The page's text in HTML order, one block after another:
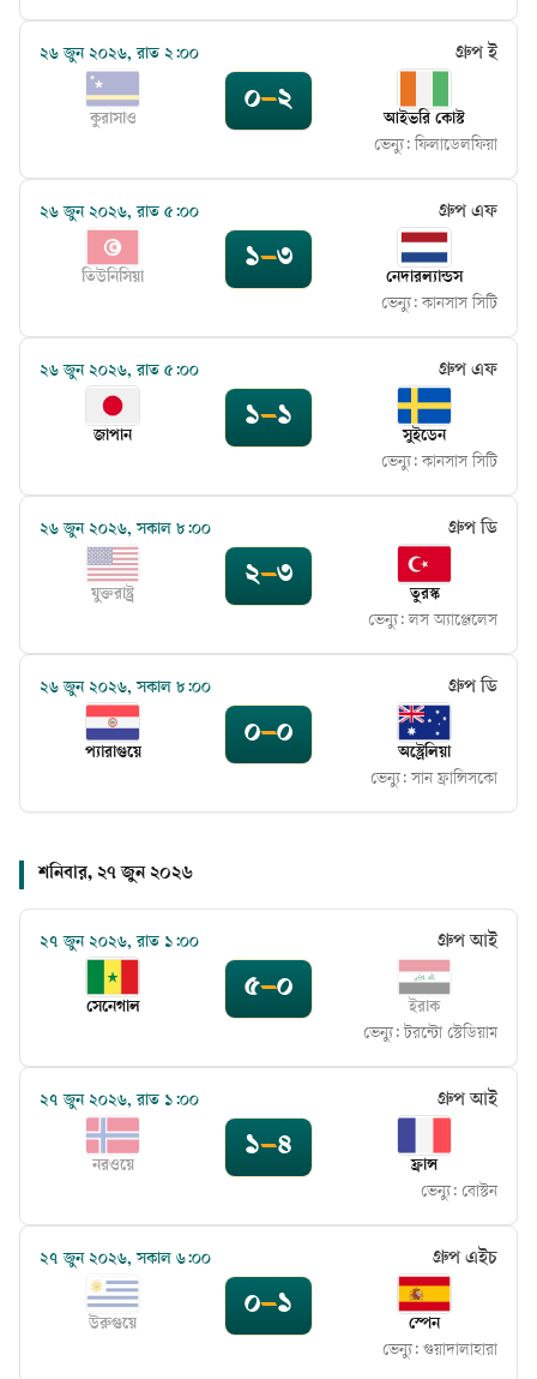
২৬ জুন ২০২৬, রাত ২:০০ গ্রুপ ই
কুরাসাও
০–২
আইভরি কোস্ট
ভেন্যু:ফিলাডেলফিয়া
২৬ জুন ২০২৬, রাত ৫:০০ গ্রুপ এফ
তিউনিসিয়া
১–৩
নেদারল্যান্ডস
ভেন্যু:কানসাস সিটি
২৬ জুন ২০২৬, রাত ৫:০০ গ্রুপ এফ
জাপান
১–১
সুইডেন
ভেন্যু:কানসাস সিটি
২৬ জুন ২০২৬, সকাল ৮:০০ গ্রুপ ডি
যুক্তরাষ্ট্র
২–৩
তুরস্ক
ভেন্যু:লস অ্যাঞ্জেলেস
২৬ জুন ২০২৬, সকাল ৮:০০ গ্রুপ ডি
প্যারাগুয়ে
০–০
অস্ট্রেলিয়া
ভেন্যু: সান ফ্রান্সিসকো
শনিবার, ২৭ জুন ২০২৬
২৭ জুন ২০২৬, রাত ১:০০ গ্রুপ আই
সেনেগাল
৫–০
ইরাক
ভেন্যু:টরন্টো স্টেডিয়াম
২৭ জুন ২০২৬, রাত ১:০০ গ্রুপ আই
নরওয়ে
১–৪
ফ্রান্স
ভেন্যু: বোস্টন
২৭ জুন ২০২৬, সকাল ৬:০০ গ্রুপ এইচ
উরুগুয়ে
০–১
স্পেন
ভেন্যু: গুয়াদালাহারা